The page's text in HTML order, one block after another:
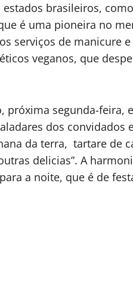
brasileiros,
é uma pioneira no
serviços de manicure
veganos, que
segunda-
dos
da terra, tartare de
delicias”. A
a noite, que é de